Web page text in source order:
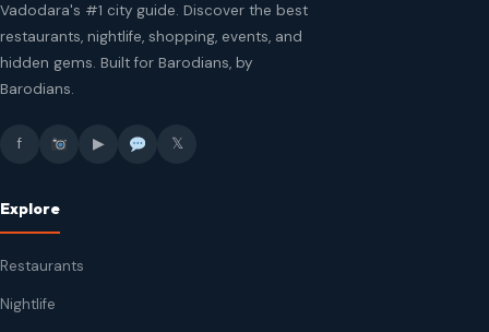
Vadodara's #1 city guide. Discover the best
restaurants, nightlife, shopping, events, and
hidden gems. Built for Barodians, by
Barodians.
f ▶ 𝕏
Explore
Restaurants
Nightlife